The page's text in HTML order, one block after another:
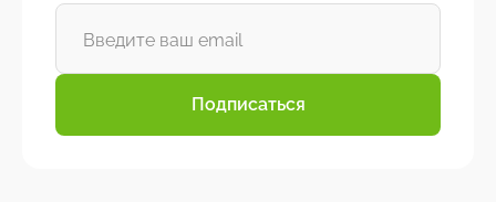
Подписаться